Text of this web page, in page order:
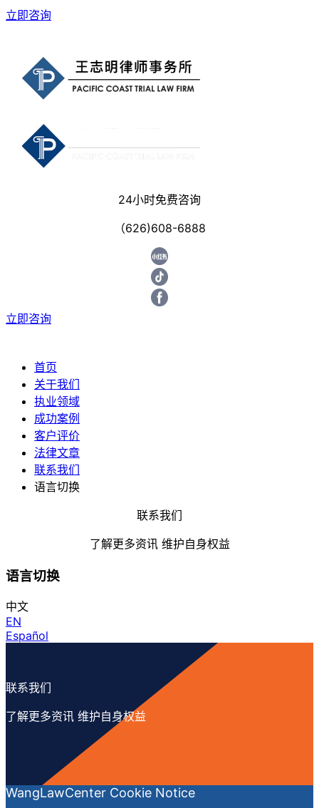
立即咨询
24小时免费咨询
（626)608-6888
立即咨询
首页
关于我们
执业领域
成功案例
客户评价
法律文章
联系我们
语言切换
联系我们
了解更多资讯 维护自身权益
语言切换
中文
EN
Español
联系我们
了解更多资讯 维护自身权益
WangLawCenter Cookie Notice